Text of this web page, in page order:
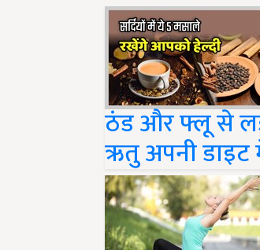
ठंड और फ्लू से
ऋतु अपनी